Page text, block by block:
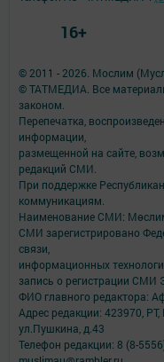
© 2011 - 2026. Мослим
© ТАТМЕДИА. Все
законом.
Перепечатка,
информации,
размещенной на сайте,
редакций СМИ.
При поддержке
коммуникациям.
Наименование СМИ:
СМИ зарегистрировано
связи,
информационных
запись о регистрации СМИ
ФИО главного редактора:
Адрес редакции: 423970,
ул.Пушкина, д.43
Телефон редакции: 8 (8-
16+